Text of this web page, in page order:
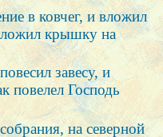
в ковчег, и вложил
крышку на
завесу, и
повелел Господь
на северной